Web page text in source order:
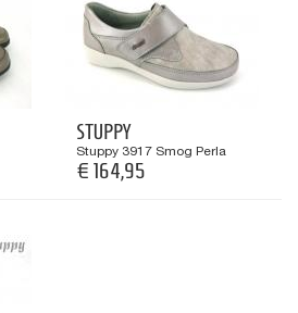
STUPPY
Stuppy 3917 Smog Perla
€ 164,95